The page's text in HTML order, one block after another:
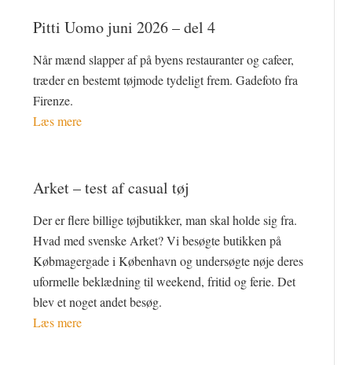
Pitti Uomo juni 2026 – del 4
Når mænd slapper af på byens restauranter og cafeer,
træder en bestemt tøjmode tydeligt frem. Gadefoto fra
Firenze.
Læs mere
Arket – test af casual tøj
Der er flere billige tøjbutikker, man skal holde sig fra.
Hvad med svenske Arket? Vi besøgte butikken på
Købmagergade i København og undersøgte nøje deres
uformelle beklædning til weekend, fritid og ferie. Det
blev et noget andet besøg.
Læs mere